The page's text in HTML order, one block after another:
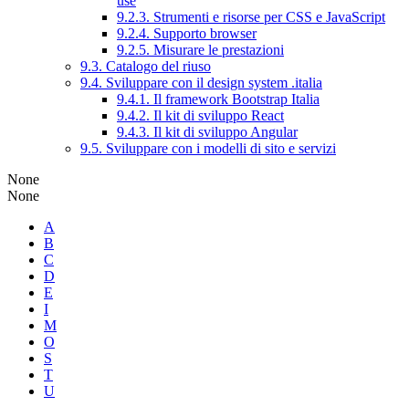
9.2.3. Strumenti e risorse per CSS e JavaScript
9.2.4. Supporto browser
9.2.5. Misurare le prestazioni
9.3. Catalogo del riuso
9.4. Sviluppare con il design system .italia
9.4.1. Il framework Bootstrap Italia
9.4.2. Il kit di sviluppo React
9.4.3. Il kit di sviluppo Angular
9.5. Sviluppare con i modelli di sito e servizi
None
None
A
B
C
D
E
I
M
O
S
T
U